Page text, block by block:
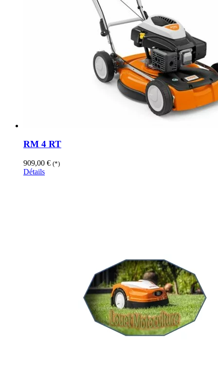
RM 4 RT
909,00 € (*)
Détails